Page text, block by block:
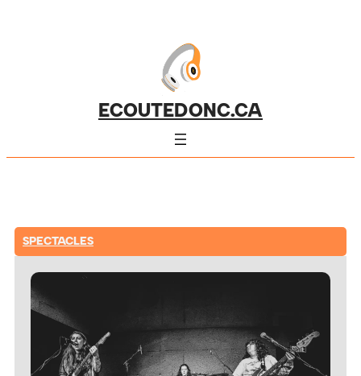
ECOUTEDONC.CA
SPECTACLES